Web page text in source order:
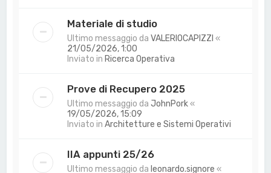
Materiale di studio
Ultimo messaggio daVALERIOCAPIZZI «
21/05/2026, 1:00
Inviato in Ricerca Operativa
Prove di Recupero 2025
Ultimo messaggio da JohnPork«
19/05/2026, 15:09
Inviato inArchitetture e Sistemi Operativi
IIA appunti 25/26
Ultimo messaggio da leonardo.signore «